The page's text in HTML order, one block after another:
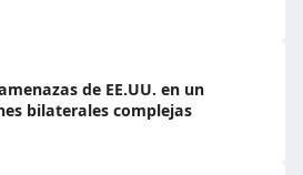
de EE.UU. en un
bilaterales complejas